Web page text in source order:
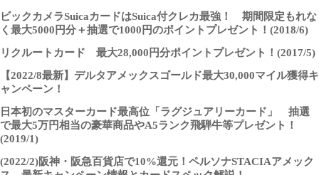
ビックカメラSuicaカードはSuica付クレカ最強！ 期間限定もれな
く最大5000円分＋抽選で1000円のポイントプレゼント！(2018/6)
リクルートカード 最大28,000円分ポイントプレゼント！(2017/5)
【2022/8最新】デルタアメックスゴールド最大30,000マイル獲得キ
ャンペーン！
日本初のマスターカード最高位「ラグジュアリーカード」 抽選
で最大5万円相当の豪華商品やA5ランク飛騨牛等プレゼント！
(2019/1)
(2022/2)阪神・阪急百貨店で10%還元！ペルソナSTACIAアメック